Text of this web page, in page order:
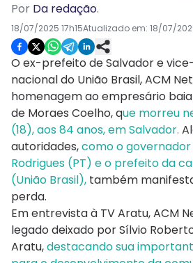
Por Da redação.
18/07/2025 17h15Atualizado em: 18/07/
O ex-prefeito de Salvador e
nacional do União Brasil, ACM
homenagem ao empresário
de Moraes Coelho, que morreu
(18), aos 84 anos, em Salvador.
autoridades,como o
Rodrigues (PT) e o prefeito da
(União Brasil), também
perda.
Em entrevista à TV Aratu, ACM
legado deixado por Sílvio
Aratu,destacando sua